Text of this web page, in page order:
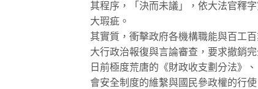
其程序，「決而未議」，依大法官釋
大瑕疵。
其實質，衝擊政府各機構職能與百工
大行政治報復與言論審查，要求撤銷
日前極度荒唐的《財政收支劃分法》
會安全制度的維繫與國民參政權的行